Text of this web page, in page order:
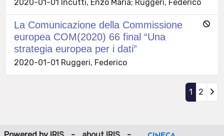
2020-01-01 Incutti, Enzo Maria; Ruggeri, Federico
La Comunicazione della Commissione
europea COM(2020) 66 final “Una
strategia europea per i dati”
2020-01-01 Ruggeri, Federico
1 2